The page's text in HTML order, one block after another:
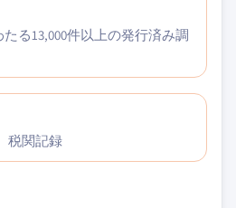
る13,000件以上の発行済み調
税関記録